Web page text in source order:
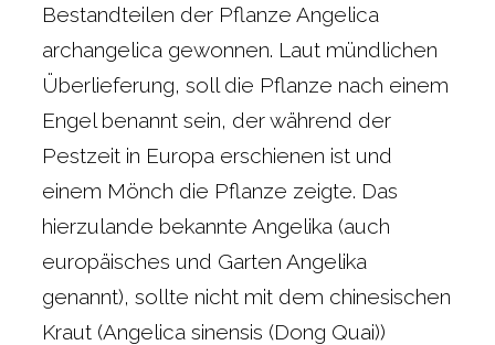
Bestandteilen der Pflanze Angelica
archangelica gewonnen. Laut mündlichen
Überlieferung, soll die Pflanze nach einem
Engel benannt sein, der während der
Pestzeit in Europa erschienen ist und
einem Mönch die Pflanze zeigte. Das
hierzulande bekannte Angelika (auch
europäisches und Garten Angelika
genannt), sollte nicht mit dem chinesischen
Kraut (Angelica sinensis (Dong Quai))